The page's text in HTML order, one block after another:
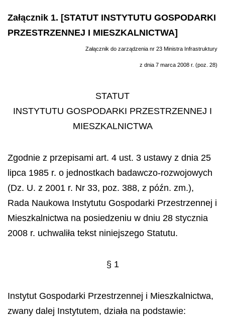
Załącznik 1. [STATUT INSTYTUTU GOSPODARKI
PRZESTRZENNEJ I MIESZKALNICTWA]
Załącznik do zarządzenia nr 23 Ministra Infrastruktury
z dnia 7 marca 2008 r. (poz. 28)
STATUT
INSTYTUTU GOSPODARKI PRZESTRZENNEJ I
MIESZKALNICTWA
Zgodnie z przepisami art. 4 ust. 3 ustawy z dnia 25
lipca 1985 r. o jednostkach badawczo-rozwojowych
(Dz. U. z 2001 r. Nr 33, poz. 388, z późn. zm.),
Rada Naukowa Instytutu Gospodarki Przestrzennej i
Mieszkalnictwa na posiedzeniu w dniu 28 stycznia
2008 r. uchwaliła tekst niniejszego Statutu.
§ 1
Instytut Gospodarki Przestrzennej i Mieszkalnictwa,
zwany dalej Instytutem, działa na podstawie: